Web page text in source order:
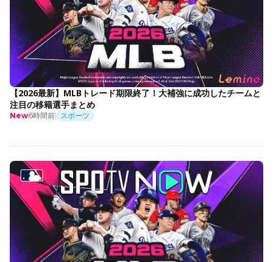
【2026最新】MLBトレード期限終了！大補強に成功したチームと
注目の移籍選手まとめ
New6時間前 スポーツ